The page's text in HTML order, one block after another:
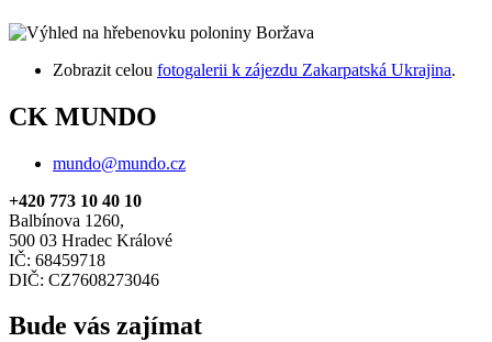
Zobrazit celou fotogalerii k zájezdu Zakarpatská Ukrajina.
CK MUNDO
mundo@mundo.cz
+420 773 10 40 10
Balbínova 1260,
500 03 Hradec Králové
IČ: 68459718
DIČ: CZ7608273046
Bude vás zajímat